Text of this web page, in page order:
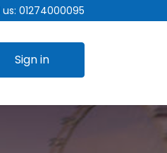
01274000095
Sign in